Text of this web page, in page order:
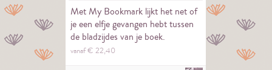
Met My Bookmark lijkt het net of
je een elfje gevangen hebt tussen
de bladzijdes van je boek.
vanaf €22,40